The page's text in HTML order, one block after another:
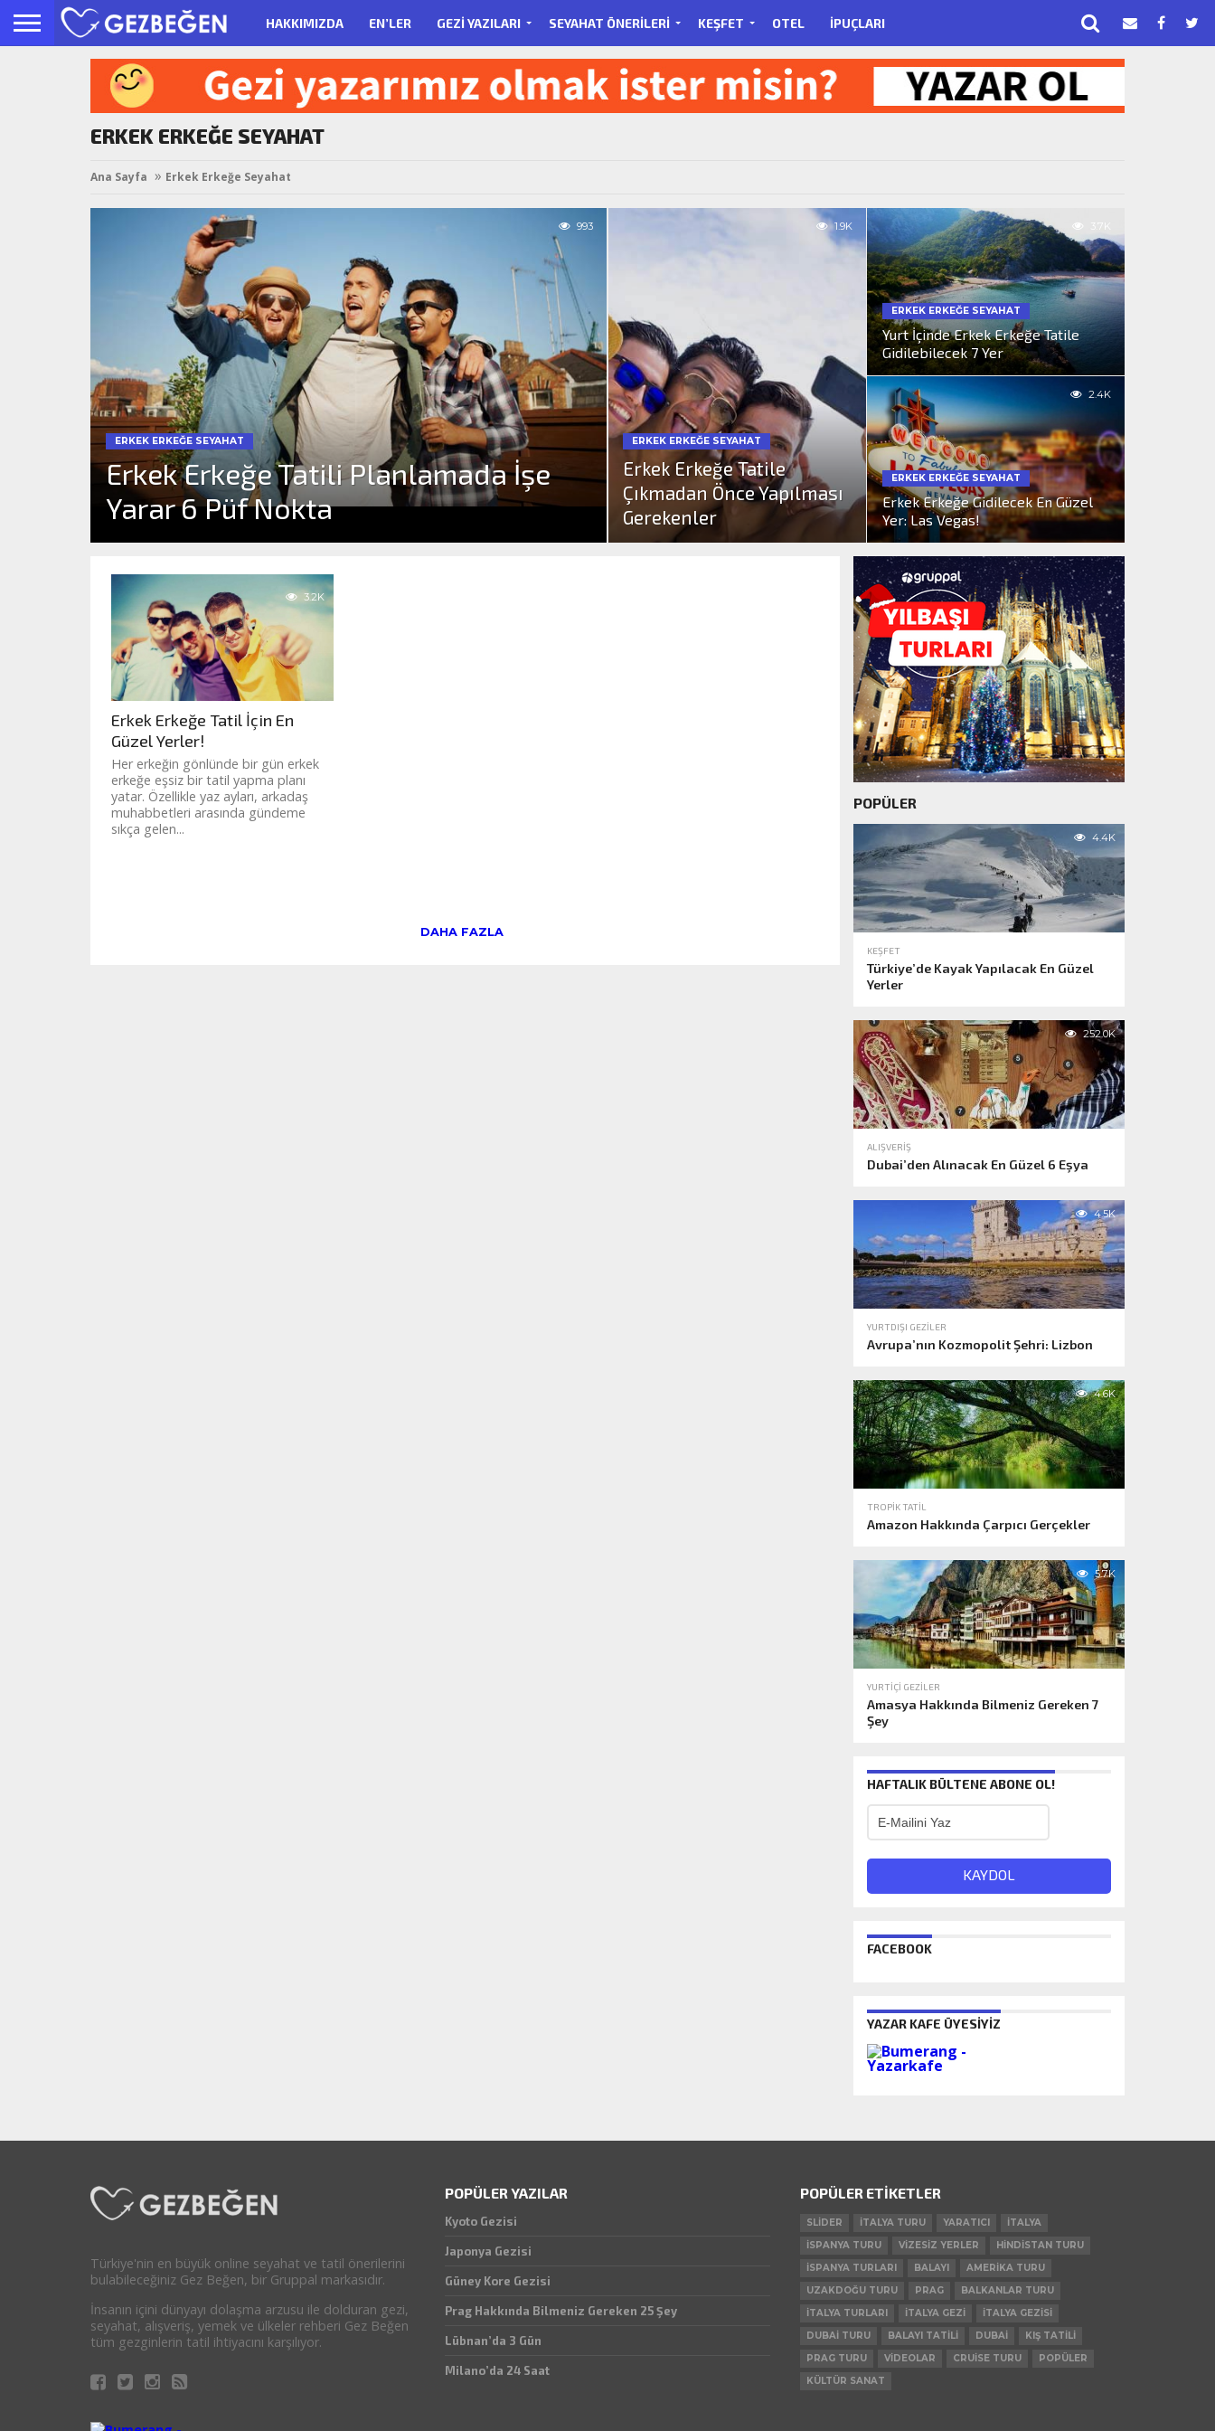
HAKKIMIZDA EN’LER GEZI YAZILARI SEYAHAT ÖNERILERI KEŞFET OTEL İPUÇLARI
ERKEK ERKEĞE SEYAHAT
Ana Sayfa Erkek Erkeğe Seyahat
ERKEK ERKEĞE SEYAHAT
Erkek Erkeğe Tatili Planlamada İşe
Yarar 6 Püf Nokta
993
ERKEK ERKEĞE SEYAHAT
Erkek Erkeğe Tatile
Çıkmadan Önce Yapılması
Gerekenler
1.9K
ERKEK ERKEĞE SEYAHAT
Yurt İçinde Erkek Erkeğe Tatile
Gidilebilecek 7 Yer
3.7K
ERKEK ERKEĞE SEYAHAT
Erkek Erkeğe Gidilecek En Güzel
Yer: Las Vegas!
2.4K
3.2K
Erkek Erkeğe Tatil İçin En
Güzel Yerler!
Her erkeğin gönlünde bir gün erkek
erkeğe eşsiz bir tatil yapma planı
yatar. Özellikle yaz ayları, arkadaş
muhabbetleri arasında gündeme
sıkça gelen...
DAHA FAZLA
POPÜLER
4.4K
KEŞFET
Türkiye’de Kayak Yapılacak En Güzel
Yerler
252.0K
ALIŞVERIŞ
Dubai’den Alınacak En Güzel 6 Eşya
4.5K
YURTDIŞI GEZILER
Avrupa’nın Kozmopolit Şehri: Lizbon
4.6K
TROPIK TATIL
Amazon Hakkında Çarpıcı Gerçekler
5.7K
YURTIÇI GEZILER
Amasya Hakkında Bilmeniz Gereken 7
Şey
HAFTALIK BÜLTENE ABONE OL!
FACEBOOK
YAZAR KAFE ÜYESIYIZ
Türkiye'nin en büyük online seyahat ve tatil önerilerini
bulabileceğiniz Gez Beğen, bir Gruppal markasıdır.
İnsanın içini dünyayı dolaşma arzusu ile dolduran gezi,
seyahat, alışveriş, yemek ve ülkeler rehberi Gez Beğen
tüm gezginlerin tatil ihtiyacını karşılıyor.
POPÜLER YAZILAR
Kyoto Gezisi
Japonya Gezisi
Güney Kore Gezisi
Prag Hakkında Bilmeniz Gereken 25 Şey
Lübnan’da 3 Gün
Milano’da 24 Saat
POPÜLER ETIKETLER
SLIDER ITALYA TURU YARATICI
ITALYA
ISPANYA TURU
VIZESIZ YERLER
HINDISTAN TURU
ISPANYA TURLARI
BALAYI
AMERIKA TURU
UZAKDOĞU TURU
PRAG
BALKANLAR TURU
ITALYA TURLARI
ITALYA GEZI
ITALYA GEZISI
DUBAI TURU
BALAYI TATILI DUBAI
KIŞ TATILI
PRAG TURU
VIDEOLAR CRUISE TURU
POPÜLER
KÜLTÜR SANAT